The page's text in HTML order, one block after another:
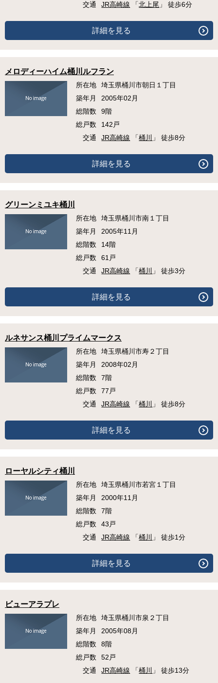
交通
JR高崎線 「北上尾 」 徒歩6分
詳細を見る
メロディーハイム桶川ルフラン
所在地
埼玉県桶川市朝日１丁目
築年月
2005年02月
総階数
9階
総戸数
142戸
交通
JR高崎線 「桶川 」 徒歩8分
詳細を見る
グリーンミユキ桶川
所在地
埼玉県桶川市南１丁目
築年月
2005年11月
総階数
14階
総戸数
61戸
交通
JR高崎線 「桶川 」 徒歩3分
詳細を見る
ルネサンス桶川プライムマークス
所在地
埼玉県桶川市寿２丁目
築年月
2008年02月
総階数
7階
総戸数
77戸
交通
JR高崎線 「桶川 」 徒歩8分
詳細を見る
ローヤルシティ桶川
所在地
埼玉県桶川市若宮１丁目
築年月
2000年11月
総階数
7階
総戸数
43戸
交通
JR高崎線 「桶川 」 徒歩1分
詳細を見る
ビューアラプレ
所在地
埼玉県桶川市泉２丁目
築年月
2005年08月
総階数
8階
総戸数
52戸
交通
JR高崎線 「桶川 」 徒歩13分